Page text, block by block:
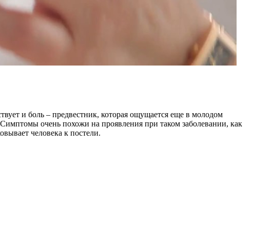
и боль – предвестник, которая ощущается еще в молодом
очень похожи на проявления при таком заболевании, как
человека к постели.